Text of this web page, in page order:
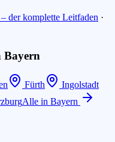
der komplette Leitfaden ·
Bayern
Fürth
Ingolstadt
Alle in Bayern